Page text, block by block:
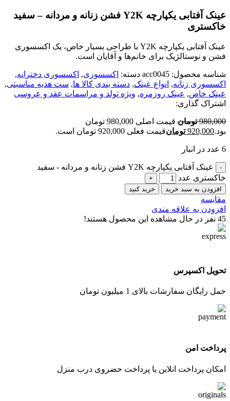
عینک آفتابی یکپارچه Y2K فشن زنانه و مردانه – سفید
خاکستری
عینک آفتابی یکپارچه Y2K با طراحی بسیار خاص، یک اکسسوری
فشن و نوستالژیک برای خانم‌ها و آقایان است.
شناسه محصول: acc0045 دسته: اکسسوری, اکسسوری دخترانه,
اکسسوری زنانه, انواع عینک, دسته بندی کالا ها, ست هدیه مناسبتی,
عینک خاص, عینک روزمره, ویژه تولد و مراسمات عقد و عروسی
اشتراک گذاری:
980,000 تومان
قیمت اصلی 980,000 تومان
بود.920,000 تومانقیمت فعلی 920,000 تومان است.
6 عدد در انبار
عینک آفتابی یکپارچه Y2K فشن زنانه و مردانه - سفید
خاکستری عدد
افزودن به سبد خرید خرید کنید
مقایسه
افزودن به علاقه مندی
45 نفر در حال مشاهده این محصول هستند!
تحویل اکسپرس
حمل رایگان سفارشات بالای 1 میلیون تومان
پرداخت امن
امکان پرداخت انلاین یا پرداخت حضروی درب منزل